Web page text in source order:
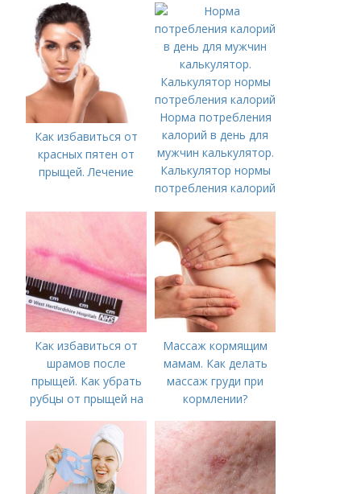
тренировки?
Как избавиться от
красных пятен от
прыщей. Лечение
Норма потребления
калорий в день для
мужчин калькулятор.
Калькулятор нормы
потребления калорий
Как избавиться от
шрамов после
прыщей. Как убрать
рубцы от прыщей на
Массаж кормящим
мамам. Как делать
массаж груди при
кормлении?